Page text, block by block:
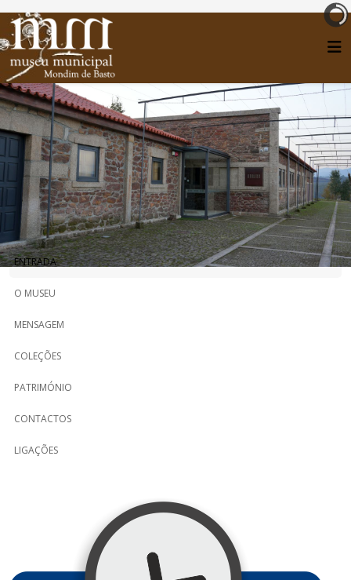
ENTRADA
O MUSEU
MENSAGEM
COLEÇÕES
PATRIMÓNIO
CONTACTOS
LIGAÇÕES